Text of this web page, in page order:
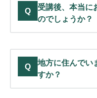
Q
受講後、本当に
のでしょうか？
Q
地方に住んでい
すか？